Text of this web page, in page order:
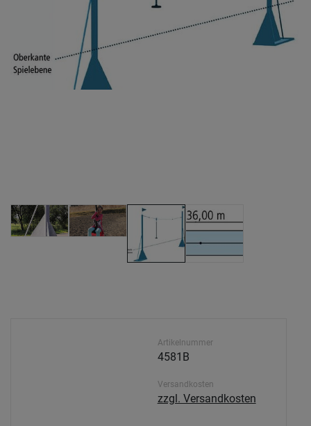
Artikelnummer
4581B
Versandkosten
zzgl. Versandkosten